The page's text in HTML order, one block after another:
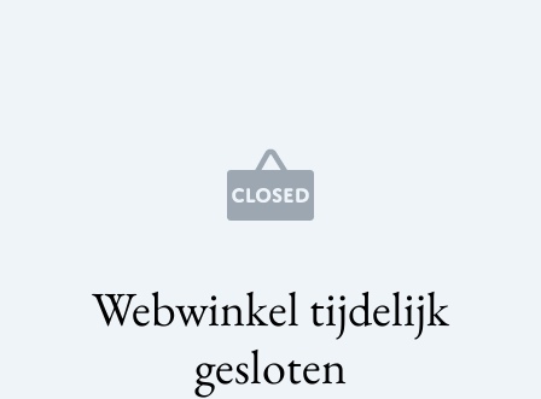
Webwinkel tijdelijk
gesloten